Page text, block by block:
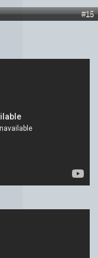
#15